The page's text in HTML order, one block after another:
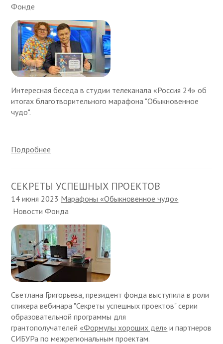
Фонде
Интересная беседа в студии телеканала «Россия 24» об
итогах благотворительного марафона "Обыкновенное
чудо".
Подробнее
СЕКРЕТЫ УСПЕШНЫХ ПРОЕКТОВ
14 июня 2023 Марафоны «Обыкновенное чудо»
Новости Фонда
Светлана Григорьева, президент фонда выступила в роли
спикера вебинара "Секреты успешных проектов" серии
образовательной программы для
грантополучателей «Формулы хороших дел» и партнеров
СИБУРа по межрегиональным проектам.